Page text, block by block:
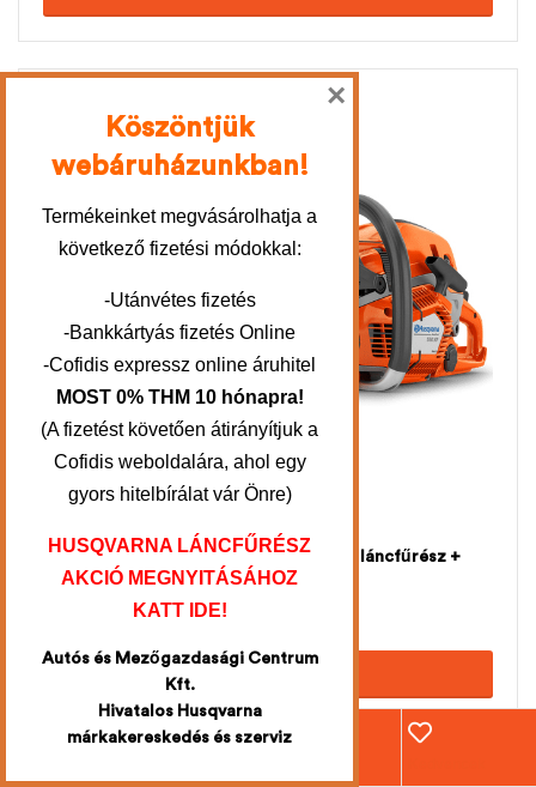
HUSQVARNA 550 XP® Mark II benzines láncfűrész +
AJÁNDÉK HUSQVARNA LÁNC
339.900Ft
Köszöntjük
webáruházunkban!
Termékeinket megvásárolhatja a
következő fizetési módokkal:
-Utánvétes fizetés
-Bankkártyás fizetés Online
-Cofidis expressz online áruhitel
MOST 0% THM 10 hónapra!
(A fizetést követően átirányítjuk a
Cofidis weboldalára, ahol egy
gyors hitelbírálat vár Önre)
HUSQVARNA LÁNCFŰRÉSZ
AKCIÓ MEGNYITÁSÁHOZ
KATT IDE!
Autós és Mezőgazdasági Centrum
Kft.
Hivatalos Husqvarna
márkakereskedés és szerviz
×